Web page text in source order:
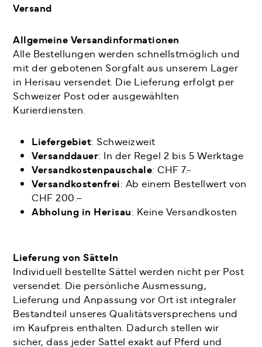
Versand
Allgemeine Versandinformationen
Alle Bestellungen werden schnellstmöglich und
mit der gebotenen Sorgfalt aus unserem Lager
in Herisau versendet. Die Lieferung erfolgt per
Schweizer Post oder ausgewählten
Kurierdiensten.
Liefergebiet: Schweizweit
Versanddauer: In der Regel 2 bis 5 Werktage
Versandkostenpauschale: CHF 7.-
Versandkostenfrei: Ab einem Bestellwert von
CHF 200.–
Abholung in Herisau: Keine Versandkosten
Lieferung von Sätteln
Individuell bestellte Sättel werden nicht per Post
versendet. Die persönliche Ausmessung,
Lieferung und Anpassung vor Ort ist integraler
Bestandteil unseres Qualitätsversprechens und
im Kaufpreis enthalten. Dadurch stellen wir
sicher, dass jeder Sattel exakt auf Pferd und